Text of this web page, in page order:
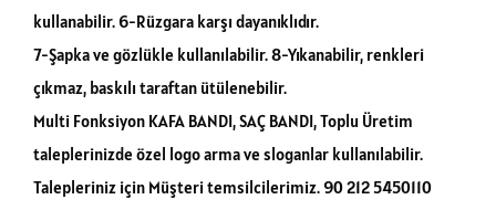
kullanabilir. 6-Rüzgara karşı dayanıklıdır.
7-Şapka ve gözlükle kullanılabilir. 8-Yıkanabilir, renkleri
çıkmaz, baskılı taraftan ütülenebilir.
Multi Fonksiyon KAFA BANDI, SAÇ BANDI, Toplu Üretim
taleplerinizde özel logo arma ve sloganlar kullanılabilir.
Talepleriniz için Müşteri temsilcilerimiz. 90 212 5450110